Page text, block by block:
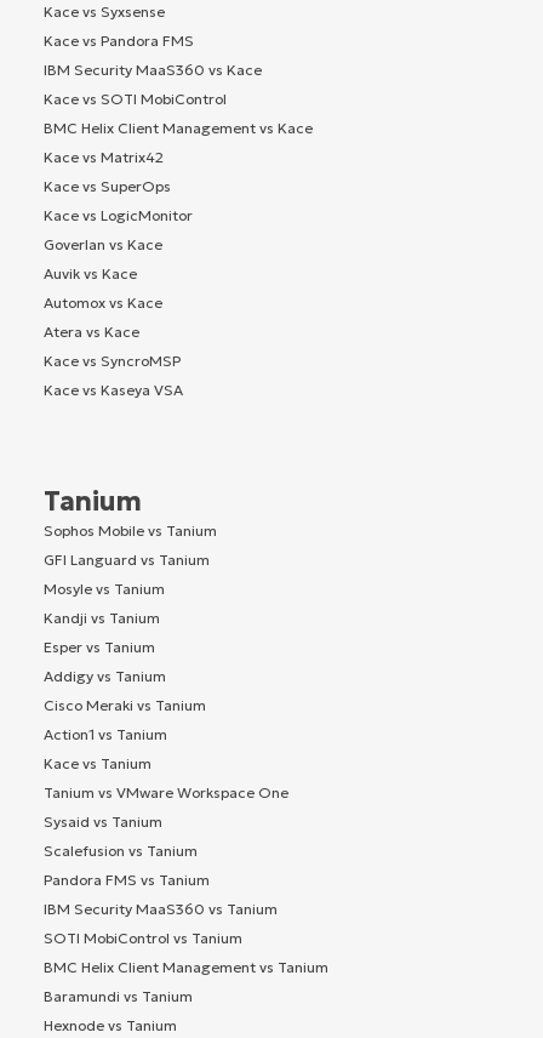
Kace vs Syxsense
Kace vs Pandora FMS
IBM Security MaaS360 vs Kace
Kace vs SOTI MobiControl
BMC Helix Client Management vs Kace
Kace vs Matrix42
Kace vs SuperOps
Kace vs LogicMonitor
Goverlan vs Kace
Auvik vs Kace
Automox vs Kace
Atera vs Kace
Kace vs SyncroMSP
Kace vs Kaseya VSA
Tanium
Sophos Mobile vs Tanium
GFI Languard vs Tanium
Mosyle vs Tanium
Kandji vs Tanium
Esper vs Tanium
Addigy vs Tanium
Cisco Meraki vs Tanium
Action1 vs Tanium
Kace vs Tanium
Tanium vs VMware Workspace One
Sysaid vs Tanium
Scalefusion vs Tanium
Pandora FMS vs Tanium
IBM Security MaaS360 vs Tanium
SOTI MobiControl vs Tanium
BMC Helix Client Management vs Tanium
Baramundi vs Tanium
Hexnode vs Tanium